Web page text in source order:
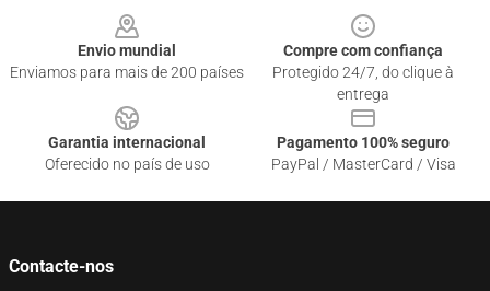
Envio mundial
Enviamos para mais de 200 países
Compre com confiança
Protegido 24/7, do clique à
entrega
Garantia internacional
Oferecido no país de uso
Pagamento 100% seguro
PayPal / MasterCard / Visa
Contacte-nos